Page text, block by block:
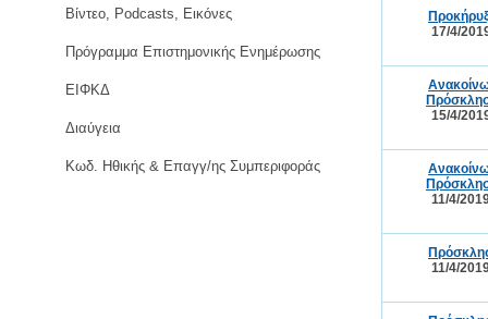
Βίντεο, Podcasts, Εικόνες
Πρόγραμμα Επιστημονικής Ενημέρωσης
ΕΙΦΚΔ
Διαύγεια
Κωδ. Ηθικής & Επαγγ/ης Συμπεριφοράς
17/4/
15/4/
11/4/
11/4/